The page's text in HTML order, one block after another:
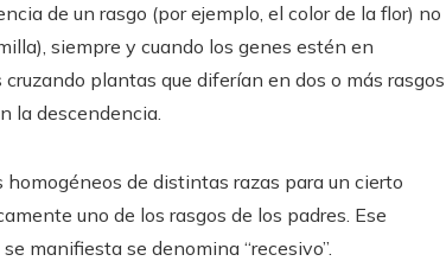
de un rasgo (por ejemplo, el color de la flor) no
siempre y cuando los genes estén en
plantas que diferían en dos o más rasgos
la descendencia.
de distintas razas para un cierto
uno de los rasgos de los padres. Ese
manifiesta se denomina “recesivo”.